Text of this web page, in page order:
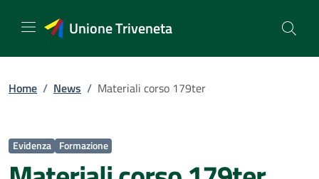
Unione Triveneta
Home / News / Materiali corso 179ter
Evidenza Formazione